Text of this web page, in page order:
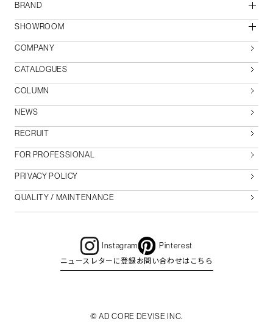
BRAND
SHOWROOM
COMPANY
CATALOGUES
COLUMN
NEWS
RECRUIT
FOR PROFESSIONAL
PRIVACY POLICY
QUALITY / MAINTENANCE
Instagram Pinterest
ニュースレターに登録お問い合わせはこちら
© AD CORE DEVISE INC.